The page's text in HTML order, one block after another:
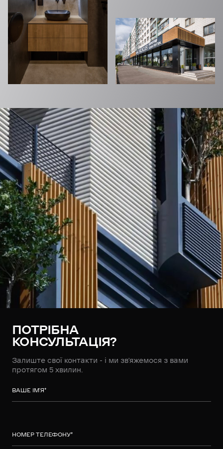
ПОТРІБНА
КОНСУЛЬТАЦІЯ?
Залиште свої контакти - і ми зв’яжемося з вами
протягом 5 хвилин.
ВАШЕ ІМ’Я*
НОМЕР ТЕЛЕФОНУ*